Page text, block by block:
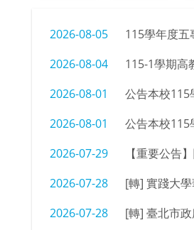
2026-08-05
2026-08-04
2026-08-01
2026-08-01
2026-07-29
2026-07-28
2026-07-28